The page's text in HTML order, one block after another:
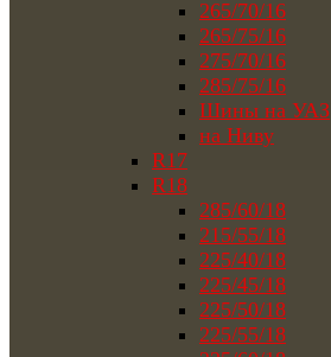
265/70/16
265/75/16
275/70/16
285/75/16
Шины на УАЗ
на Ниву
R17
R18
285/60/18
215/55/18
225/40/18
225/45/18
225/50/18
225/55/18